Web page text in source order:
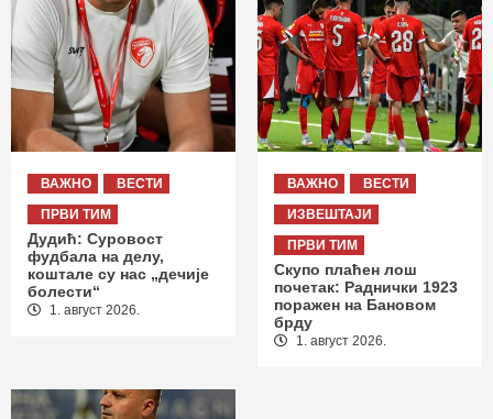
ВАЖНО
ВЕСТИ
ПРВИ ТИМ
Дудић: Суровост
фудбала на делу,
коштале су нас „дечије
болести“
1. август 2026.
ВАЖНО
ВЕСТИ
ИЗВЕШТАЈИ
ПРВИ ТИМ
Скупо плаћен лош
почетак: Раднички 1923
поражен на Бановом
брду
1. август 2026.